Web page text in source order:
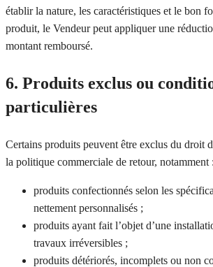
établir la nature, les caractéristiques et le bon
produit, le Vendeur peut appliquer une
montant remboursé.
6. Produits exclus ou
particulières
Certains produits peuvent être exclus du droit
la politique commerciale de retour, notamment :
produits confectionnés selon les
nettement personnalisés ;
produits ayant fait l’objet d’une
travaux irréversibles ;
produits détériorés, incomplets ou non